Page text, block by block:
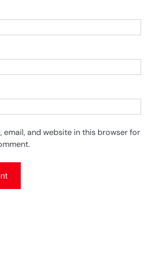
email, and website in this browser for